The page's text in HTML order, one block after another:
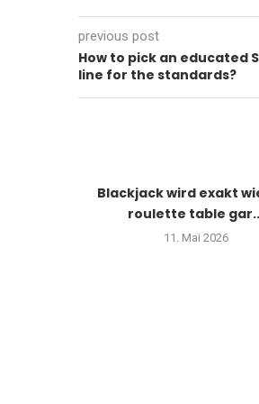
previous post
How to pick an educated
line for the standards?
Blackjack wird exakt
roulette table
11. Mai 2026